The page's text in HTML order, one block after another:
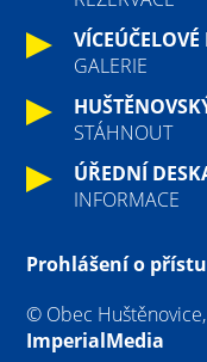
VÍCEÚČELOVÉ
GALERIE
STÁHNOUT
ÚŘEDNÍ
INFORMACE
© Obec
ImperialMedia
Prohlášení o